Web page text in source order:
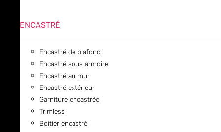
ENCASTRÉ
Encastré de plafond
Encastré sous armoire
Encastré au mur
Encastré extérieur
Garniture encastrée
Trimless
Boitier encastré